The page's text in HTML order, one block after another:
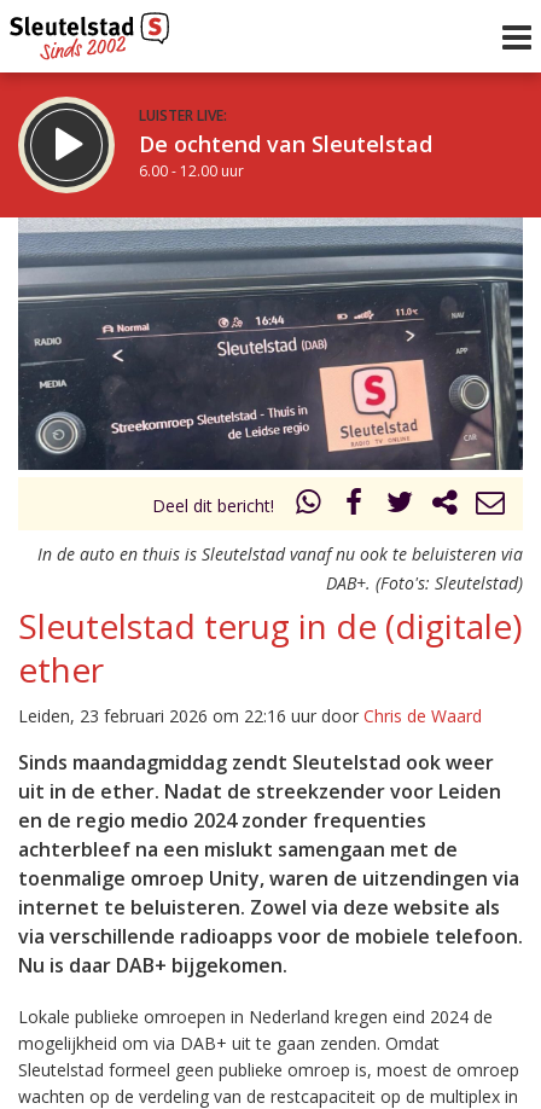
LUISTER LIVE:
De ochtend van Sleutelstad
6.00 - 12.00 uur
STRAKS:
De middag van Sleutelstad
12.00 - 19.00 uur
Vorig uur
uur 1 van 0 Volgend uur
Deel dit bericht!
In de auto en thuis is Sleutelstad vanaf nu ook te beluisteren via
DAB+. (Foto's: Sleutelstad)
Sleutelstad terug in de (digitale)
ether
Leiden, 23 februari 2026 om 22:16 uur door Chris de Waard
Sinds maandagmiddag zendt Sleutelstad ook weer
uit in de ether. Nadat de streekzender voor Leiden
en de regio medio 2024 zonder frequenties
achterbleef na een mislukt samengaan met de
toenmalige omroep Unity, waren de uitzendingen via
internet te beluisteren. Zowel via deze website als
via verschillende radioapps voor de mobiele telefoon.
Nu is daar DAB+ bijgekomen.
Lokale publieke omroepen in Nederland kregen eind 2024 de
mogelijkheid om via DAB+ uit te gaan zenden. Omdat
Sleutelstad formeel geen publieke omroep is, moest de omroep
wachten op de verdeling van de restcapaciteit op de multiplex in